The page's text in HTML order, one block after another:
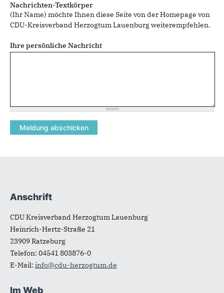
Nachrichten-Textkörper
(Ihr Name) möchte Ihnen diese Seite von der Homepage von
CDU-Kreisverband Herzogtum Lauenburg weiterempfehlen.
Ihre persönliche Nachricht
Fußbereich
Anschrift
CDU Kreisverband Herzogtum Lauenburg
Heinrich-Hertz-Straße 21
23909Ratzeburg
Telefon: 04541 803876-0
E-Mail: info@cdu-herzogtum.de
Im Web